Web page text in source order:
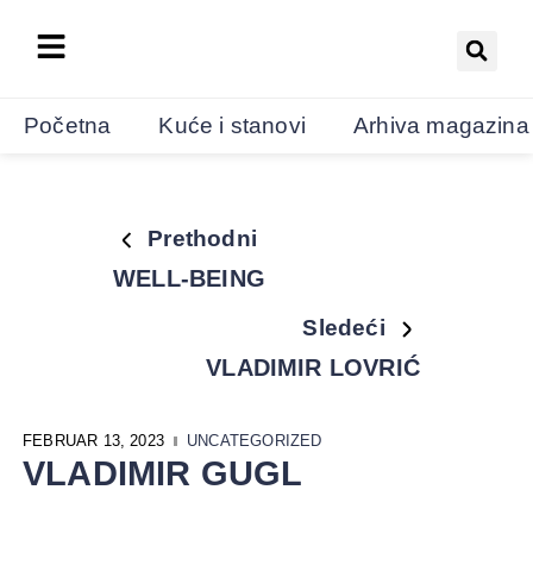
Početna Kuće i stanovi Arhiva magazina
Prethodni
WELL-BEING
Sledeći
VLADIMIR LOVRIĆ
FEBRUAR 13, 2023 UNCATEGORIZED
VLADIMIR GUGL